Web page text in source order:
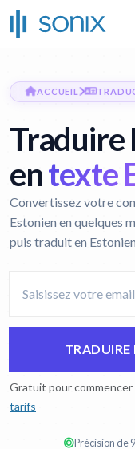
ACCUEIL
Traduire
entexte
Convertissez votre
Estonien en quelques
puis traduit en
TRADUIRE
Gratuit pour
tarifs
Précision de